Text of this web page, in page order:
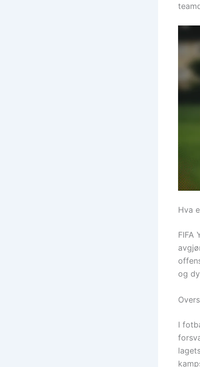
Hva
FIFA
og
I